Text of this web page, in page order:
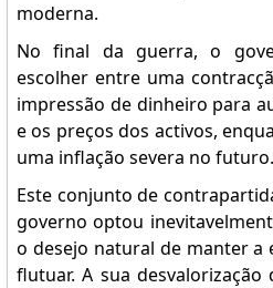
moderna.
No final da guerra, o
escolher entre uma
impressão de dinheiro para
e os preços dos activos,
uma inflação severa no futuro.
Este conjunto de
governo optou
o desejo natural de manter a
flutuar. A sua